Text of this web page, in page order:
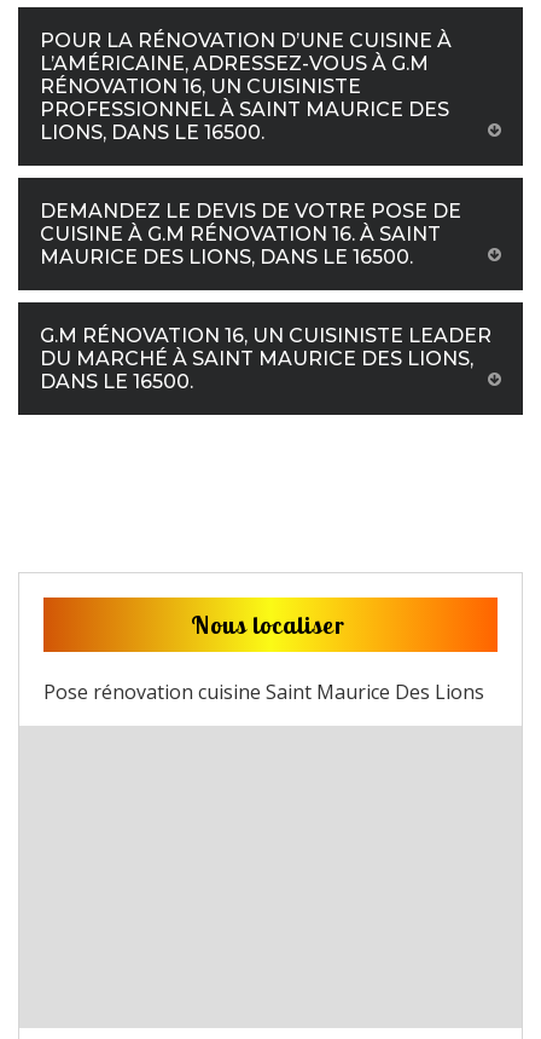
POUR LA RÉNOVATION D’UNE CUISINE À
L’AMÉRICAINE, ADRESSEZ-VOUS À G.M
RÉNOVATION 16, UN CUISINISTE
PROFESSIONNEL À SAINT MAURICE DES
LIONS, DANS LE 16500.
DEMANDEZ LE DEVIS DE VOTRE POSE DE
CUISINE À G.M RÉNOVATION 16. À SAINT
MAURICE DES LIONS, DANS LE 16500.
G.M RÉNOVATION 16, UN CUISINISTE LEADER
DU MARCHÉ À SAINT MAURICE DES LIONS,
DANS LE 16500.
Nous localiser
Pose rénovation cuisine Saint Maurice Des Lions